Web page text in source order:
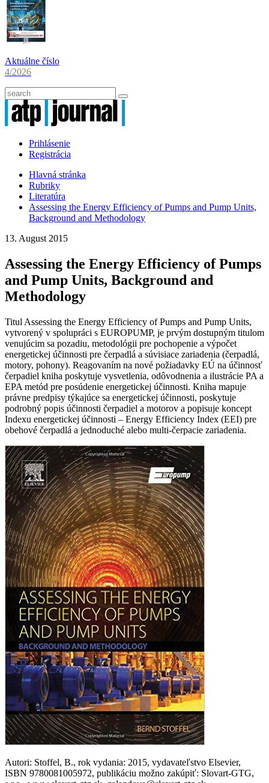
Aktuálne číslo
4/2026
Prihlásenie
Registrácia
Hlavná stránka
Rubriky
Literatúra
Assessing the Energy Efficiency of Pumps and Pump Units,
Background and Methodology
13. August 2015
Assessing the Energy Efficiency of Pumps
and Pump Units, Background and
Methodology
Titul Assessing the Energy Efficiency of Pumps and Pump Units,
vytvorený v spolupráci s EUROPUMP, je prvým dostupným titulom
venujúcim sa pozadiu, metodológii pre pochopenie a výpočet
energetickej účinnosti pre čerpadlá a súvisiace zariadenia (čerpadlá,
motory, pohony). Reagovaním na nové požiadavky EÚ na účinnosť
čerpadiel kniha poskytuje vysvetlenia, odôvodnenia a ilustrácie PA a
EPA metód pre posúdenie energetickej účinnosti. Kniha mapuje
právne predpisy týkajúce sa energetickej účinnosti, poskytuje
podrobný popis účinnosti čerpadiel a motorov a popisuje koncept
Indexu energetickej účinnosti – Energy Efficiency Index (EEI) pre
obehové čerpadlá a jednoduché alebo multi-čerpacie zariadenia.
Autori: Stoffel, B., rok vydania: 2015, vydavateľstvo Elsevier,
ISBN 9780081005972, publikáciu možno zakúpiť: Slovart-GTG,